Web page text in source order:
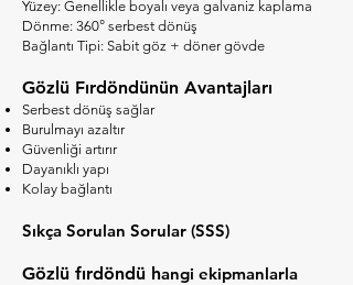
Yüzey: Genellikle boyalı veya galvaniz kaplama
Dönme: 360° serbest dönüş
Bağlantı Tipi: Sabit göz + döner gövde
Gözlü Fırdöndünün Avantajları
Serbest dönüş sağlar
Burulmayı azaltır
Güvenliği artırır
Dayanıklı yapı
Kolay bağlantı
Sıkça Sorulan Sorular (SSS)
Gözlü fırdöndü hangi ekipmanlarla